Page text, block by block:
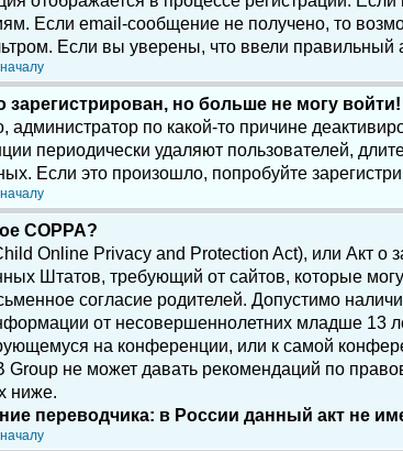
Если email-сообщение не получено, то
Если вы уверены, что ввели правильный
зарегистрирован, но больше не могу войти!
администратор по какой-то причине
периодически удаляют пользователей,
Если это произошло, попробуйте
COPPA?
Online Privacy and Protection Act), или Акт о
Штатов, требующий от сайтов, которые
согласие родителей. Допустимо
от несовершеннолетних младше 13
на конференции, или к самой
Group не может давать рекомендаций по
ниже.
переводчика: в России данный акт не